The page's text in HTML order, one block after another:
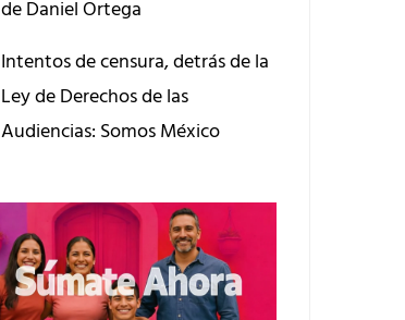
de Daniel Ortega
Intentos de censura, detrás de la
Ley de Derechos de las
Audiencias: Somos México